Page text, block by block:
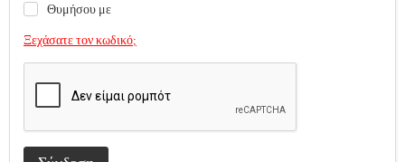
Θυμήσου με
Ξεχάσατε τον κωδικό;